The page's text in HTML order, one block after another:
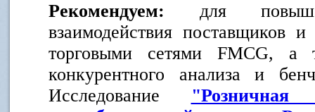
Рекомендуем: для
взаимодействия поставщиков
торговыми сетями FMCG, а
конкурентного анализа и
Исследование